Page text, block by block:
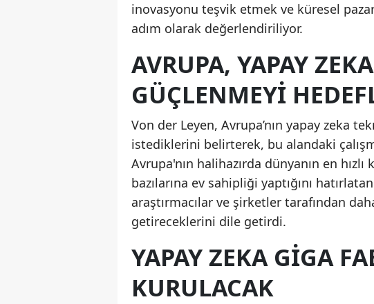
inovasyonu teşvik etmek ve küresel
adım olarak değerlendiriliyor.
AVRUPA, YAPAY
GÜÇLENMEYI
Von der Leyen, Avrupa’nın yapay zeka
istediklerini belirterek, bu alandaki
Avrupa'nın halihazırda dünyanın en
bazılarına ev sahipliği yaptığını
araştırmacılar ve şirketler tarafından
getireceklerini dile getirdi.
YAPAY ZEKA GIGA
KURULACAK